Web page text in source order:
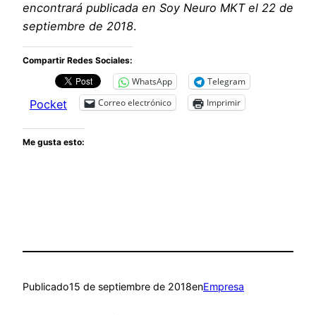
encontrará publicada en Soy Neuro MKT el 22 de
septiembre de 2018.
Compartir Redes Sociales:
WhatsApp Telegram
Pocket Correo electrónico Imprimir
Me gusta esto:
Publicado15 de septiembre de 2018enEmpresa